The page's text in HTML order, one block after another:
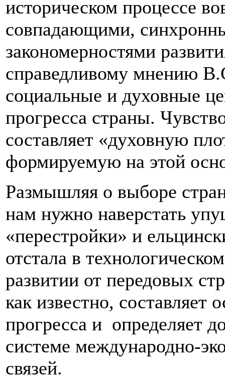
историческом процессе
совпадающими,
закономерностями
справедливому мнению
социальные и духовные
прогресса страны.
составляет «духовную
формируемую на этой
Размышляя о выборе
нам нужно наверстать
«перестройки» и
отстала в
развитии от передовых
как известно, составляет
прогресса и определяет
системе международно-
связей.